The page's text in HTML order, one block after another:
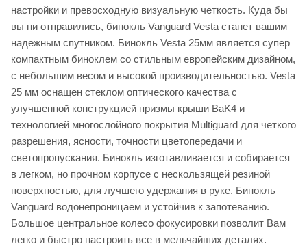
настройки и превосходную визуальную четкость. Куда бы
вы ни отправились, бинокль Vanguard Vesta станет вашим
надежным спутником. Бинокль Vesta 25мм является супер
компактным биноклем со стильным европейским дизайном,
с небольшим весом и высокой производительностью. Vesta
25 мм оснащен стеклом оптического качества с
улучшенной конструкцией призмы крыши BaK4 и
технологией многослойного покрытия Multiguard для четкого
разрешения, ясности, точности цветопередачи и
светопропускания. Бинокль изготавливается и собирается
в легком, но прочном корпусе с нескользящей резиной
поверхностью, для лучшего удержания в руке. Бинокль
Vanguard водонепроницаем и устойчив к запотеванию.
Большое центральное колесо фокусировки позволит Вам
легко и быстро настроить все в мельчайших деталях.